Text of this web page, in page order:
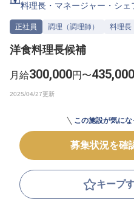
無料 転職サポート
採用をお考えの
料理長・マネージャー・シェ
正社員 調理（調理師） 料理長
洋食料理長候補
月給300,000円〜435,000
この施設が気にな
募集状況を確
キープ